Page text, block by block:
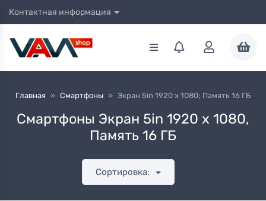
Контактная информация
Главная » Смартфоны » Экран 5in 1920 x 1080; Память 16 ГБ
Смартфоны Экран 5in 1920 x 1080,
Память 16 ГБ
Сортировка: